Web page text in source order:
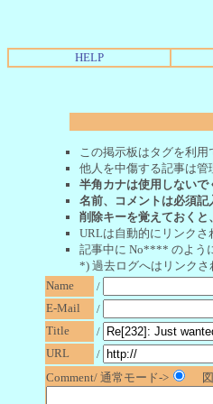
HELP
この掲示板はタグを利用
他人を中傷する記事は管
半角カナは使用しないで
名前、コメントは必須記
削除キーを覚えておくと
URLは自動的にリンクさ
記事中に No**** のよう
*) 過去ログへはリンク
Name
/
E-Mail
/
Title
/
URL
/
Comment/ 通常モード->
図